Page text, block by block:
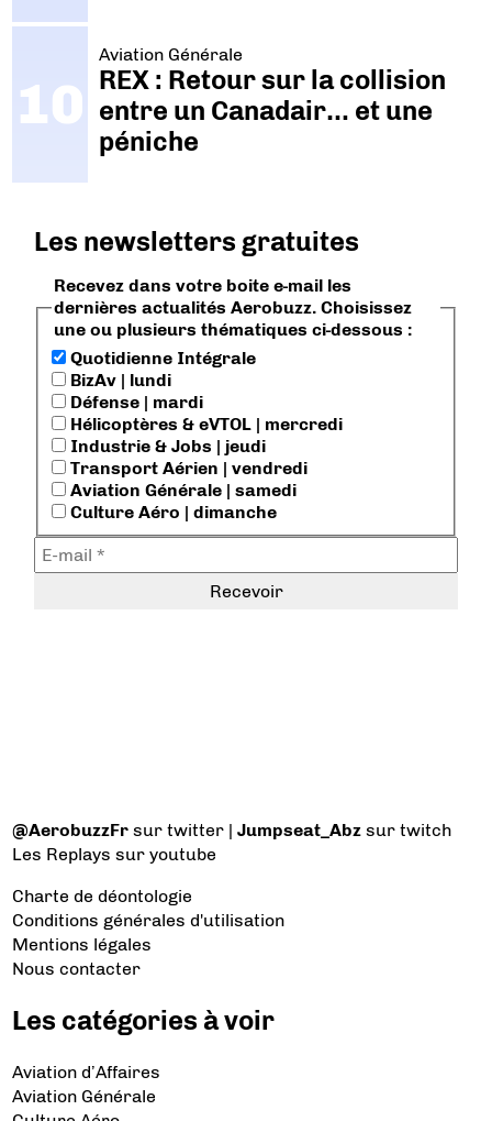
Aviation Générale
REX : Retour sur la collision
entre un Canadair… et une
péniche
Les newsletters gratuites
Recevez dans votre boite e-mail les
dernières actualités Aerobuzz. Choisissez
une ou plusieurs thématiques ci-dessous :
Quotidienne Intégrale
BizAv | lundi
Défense | mardi
Hélicoptères & eVTOL | mercredi
Industrie & Jobs | jeudi
Transport Aérien | vendredi
Aviation Générale | samedi
Culture Aéro | dimanche
@AerobuzzFr sur twitter |Jumpseat_Abz sur twitch
Les Replays sur youtube
Charte de déontologie
Conditions générales d'utilisation
Mentions légales
Nous contacter
Les catégories à voir
Aviation d’Affaires
Aviation Générale